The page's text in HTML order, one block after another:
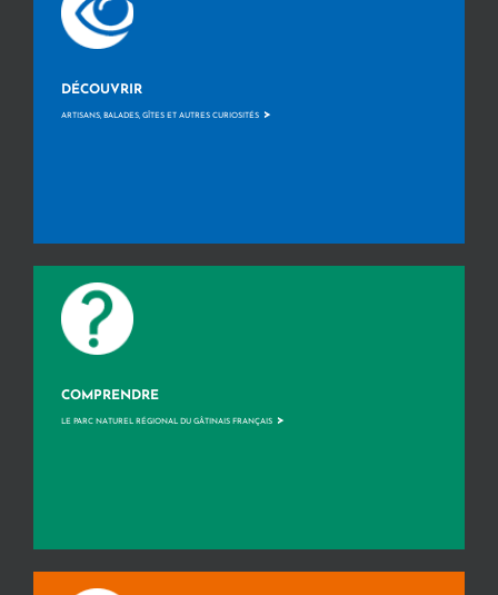
DÉCOUVRIR
ARTISANS, BALADES, GÎTES ET AUTRES CURIOSITÉS >
COMPRENDRE
LE PARC NATUREL RÉGIONAL DU GÂTINAIS FRANÇAIS >